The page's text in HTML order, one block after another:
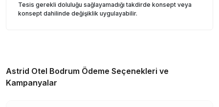
Tesis gerekli doluluğu sağlayamadığı takdirde konsept veya
konsept dahilinde değişiklik uygulayabilir.
Astrid Otel Bodrum Ödeme Seçenekleri ve
Kampanyalar